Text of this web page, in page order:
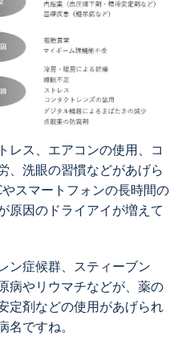
レス、エアコンの使用、コ
、洗眼の習慣などがあげら
スマートフォンの長時間の
原因のドライアイが増えて
ン症候群、スティーブン
病やリウマチなどが、薬の
定剤などの使用があげられ
名ですね。